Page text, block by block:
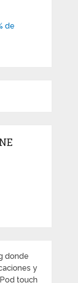
de
donde
y
touch